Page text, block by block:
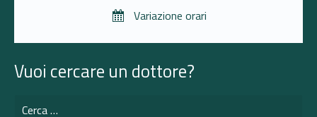
Variazione orari
Vuoi cercare un dottore?